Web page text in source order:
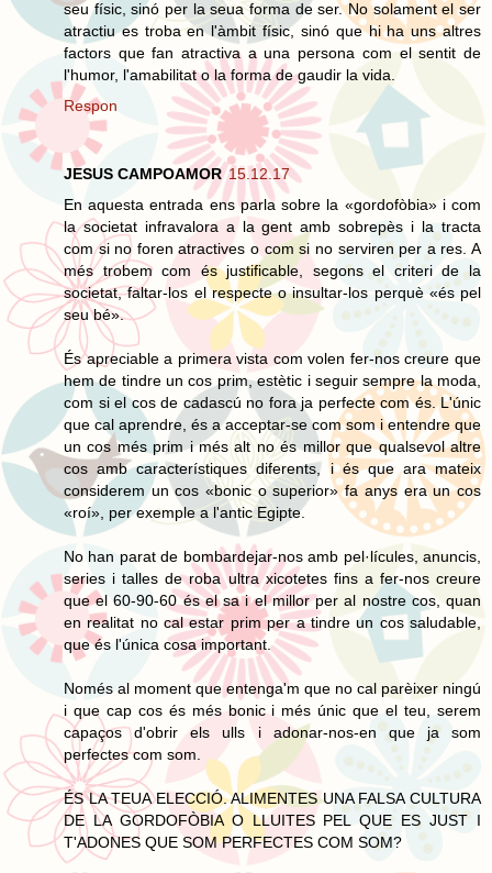
seu físic, sinó per la seua forma de ser. No solament el ser
atractiu es troba en l'àmbit físic, sinó que hi ha uns altres
factors que fan atractiva a una persona com el sentit de
l'humor, l'amabilitat o la forma de gaudir la vida.
Respon
JESUS CAMPOAMOR 15.12.17
En aquesta entrada ens parla sobre la «gordofòbia» i com
la societat infravalora a la gent amb sobrepès i la tracta
com si no foren atractives o com si no serviren per a res. A
més trobem com és justificable, segons el criteri de la
societat, faltar-los el respecte o insultar-los perquè «és pel
seu bé».
És apreciable a primera vista com volen fer-nos creure que
hem de tindre un cos prim, estètic i seguir sempre la moda,
com si el cos de cadascú no fora ja perfecte com és. L'únic
que cal aprendre, és a acceptar-se com som i entendre que
un cos més prim i més alt no és millor que qualsevol altre
cos amb característiques diferents, i és que ara mateix
considerem un cos «bonic o superior» fa anys era un cos
«roí», per exemple a l'antic Egipte.
No han parat de bombardejar-nos amb pel·lícules, anuncis,
series i talles de roba ultra xicotetes fins a fer-nos creure
que el 60-90-60 és el sa i el millor per al nostre cos, quan
en realitat no cal estar prim per a tindre un cos saludable,
que és l'única cosa important.
Només al moment que entenga'm que no cal parèixer ningú
i que cap cos és més bonic i més únic que el teu, serem
capaços d'obrir els ulls i adonar-nos-en que ja som
perfectes com som.
ÉS LA TEUA ELECCIÓ. ALIMENTES UNA FALSA CULTURA
DE LA GORDOFÒBIA O LLUITES PEL QUE ES JUST I
T'ADONES QUE SOM PERFECTES COM SOM?